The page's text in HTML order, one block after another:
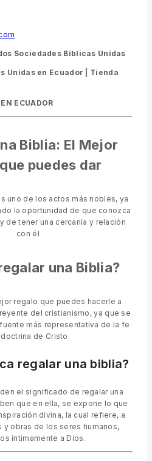
Sociedades Bíblicas Unidas
Unidas en Ecuador | Tienda
ECUADOR
Biblia: El Mejor
puedes dar
uno de los actos más nobles, ya
la oportunidad de que conozca
de tener una cercanía y relación
con él
una Biblia?
regalo que puedes hacerle a
del cristianismo, ya que se
más representativa de la fe
de Cristo.
regalar una biblia?
el significado de regalar una
que en ella, se expone lo que
divina, la cual refiere, a
y obras de los seres humanos,
íntimamente a Dios.